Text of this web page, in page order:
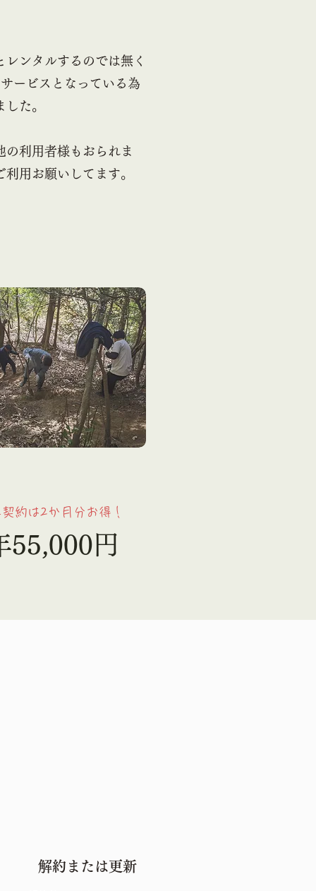
ンタルするのでは無く
ービスとなっている為
た。
利用者様もおられま
用お願いしてます。
円
契約は2か月分お得！
解約または更新